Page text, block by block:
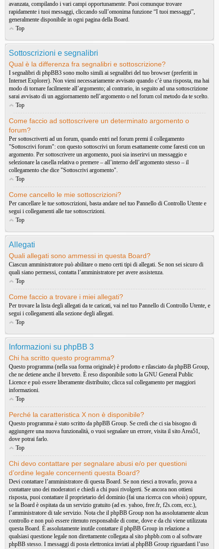
avanzata, compilando i vari campi opportunamente. Puoi comunque trovare
rapidamente i tuoi messaggi, cliccando sull’omonima funzione “I tuoi messaggi”,
generalmente disponibile in ogni pagina della Board.
Top
Sottoscrizioni e segnalibri
Qual è la differenza fra segnalibri e sottoscrizione?
I segnalibri di phpBB3 sono molto simili ai segnalibri del tuo browser (preferiti in
Internet Explorer). Non vieni necessariamente avvisato quando c’è una risposta, ma hai
modo di tornare facilmente all’argomento; al contrario, in seguito ad una sottoscrizione
sarai avvisato di un aggiornamento nell’argomento o nel forum col metodo da te scelto.
Top
Come faccio ad sottoscrivere un determinato argomento o
forum?
Per sottoscriverti ad un forum, quando entri nel forum premi il collegamento
"Sottoscrivi forum": con questo sottoscrivi un forum esattamente come faresti con un
argomento. Per sottoscrivere un argomento, puoi sia inserirvi un messaggio e
selezionare la casella relativa o premere – all’interno dell’argomento stesso – il
collegamento che dice "Sottoscrivi argomento".
Top
Come cancello le mie sottoscrizioni?
Per cancellare le tue sottoscrizioni, basta andare nel tuo Pannello di Controllo Utente e
segui i collegamenti alle tue sottoscrizioni.
Top
Allegati
Quali allegati sono ammessi in questa Board?
Ciascun amministratore può abilitare o meno certi tipi di allegati. Se non sei sicuro di
quali siano permessi, contatta l’amministratore per avere assistenza.
Top
Come faccio a trovare i miei allegati?
Per trovare la lista degli allegati da te caricati, vai nel tuo Pannello di Controllo Utente, e
segui i collegamenti alla sezione degli allegati.
Top
Informazioni su phpBB 3
Chi ha scritto questo programma?
Questo programma (nella sua forma originale) è prodotto e rilasciato da phpBB Group,
che ne detiene anche il brevetto. È reso disponibile sotto la GNU General Public
Licence e può essere liberamente distribuito; clicca sul collegamento per maggiori
informazioni.
Top
Perché la caratteristica X non è disponibile?
Questo programma è stato scritto da phpBB Group. Se credi che ci sia bisogno di
aggiungere una nuova funzionalità, o vuoi segnalare un errore, visita il sitoArea51,
dove potrai farlo.
Top
Chi devo contattare per segnalare abusi e/o per questioni
d’ordine legale concernenti questa Board?
Devi contattare l’amministratore di questa Board. Se non riesci a trovarlo, prova a
contattare uno dei moderatori e chiedi a chi puoi rivolgerti. Se ancora non ottieni
risposta, puoi contattare il proprietario del dominio (fai una ricerca con whois) oppure,
se la Board è ospitata da un servizio gratuito (ad es. yahoo, free.fr, f2s.com, ecc.),
l’amministratore di tale servizio. Nota che il phpBB Group non ha assolutamente alcun
controllo e non può essere ritenuto responsabile di come, dove e da chi viene utilizzata
questa Board. È assolutamente inutile contattare il phpBB Group in relazione a
qualsiasi questione legale non direttamente collegata al sito phpbb.com o al software
phpBB stesso. I messaggi di posta elettronica inviati al phpBB Group riguardanti l’uso